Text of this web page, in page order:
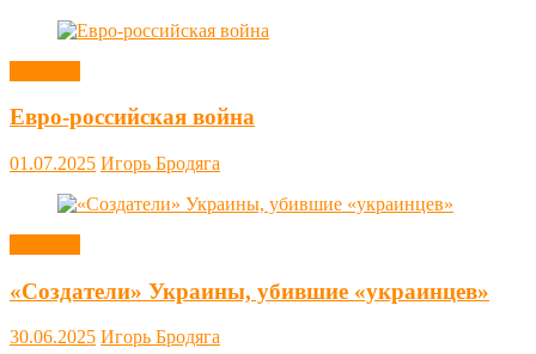
Евро-российская война
01.07.2025 Игорь Бродяга
«Создатели» Украины, убившие «украинцев»
30.06.2025 Игорь Бродяга